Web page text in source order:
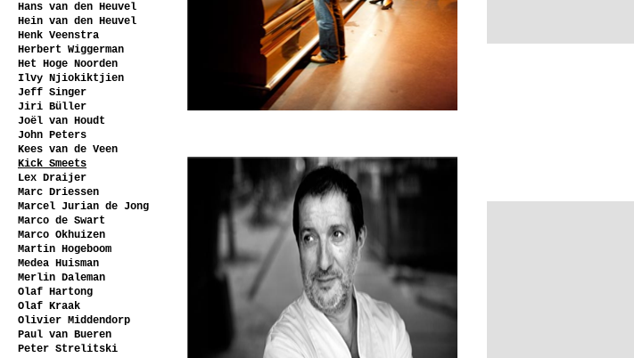
Hans van den Heuvel
Hein van den Heuvel
Henk Veenstra
Herbert Wiggerman
Het Hoge Noorden
Ilvy Njiokiktjien
Jeff Singer
Jiri Büller
Joël van Houdt
John Peters
Kees van de Veen
Kick Smeets
Lex Draijer
Marc Driessen
Marcel Jurian de Jong
Marco de Swart
Marco Okhuizen
Martin Hogeboom
Medea Huisman
Merlin Daleman
Olaf Hartong
Olaf Kraak
Olivier Middendorp
Paul van Bueren
Peter Strelitski